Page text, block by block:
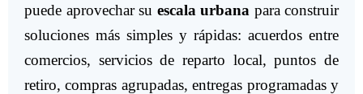
puede aprovechar su escala urbana para construir
soluciones más simples y rápidas: acuerdos entre
comercios, servicios de reparto local, puntos de
retiro, compras agrupadas, entregas programadas y